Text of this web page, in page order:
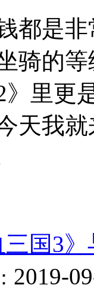
都是
骑的
里更
天我
三国3
2019-